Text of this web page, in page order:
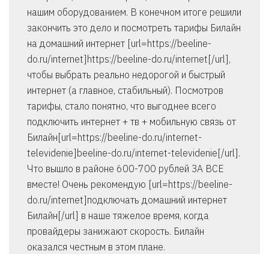
нашим оборудованием. В конечном итоге решили
закончить это дело и посмотреть тарифы Билайн
на домашний интернет [url=https://beeline-
do.ru/internet]https://beeline-do.ru/internet[/url],
чтобы выбрать реально недорогой и быстрый
интернет (а главное, стабильный). Посмотров
тарифы, стало понятно, что выгоднее всего
подключить интернет + тв + мобильную связь от
Билайн[url=https://beeline-do.ru/internet-
televidenie]beeline-do.ru/internet-televidenie[/url].
Что вышло в районе 600-700 рублей ЗА ВСЕ
вместе! Очень рекомендую [url=https://beeline-
do.ru/internet]подключать домашний интернет
Билайн[/url] в наше тяжелое время, когда
провайдеры занижают скорость. Билайн
оказался честным в этом плане.